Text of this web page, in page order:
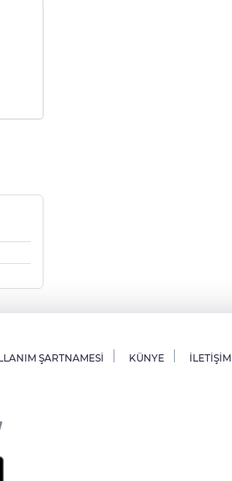
ŞARTNAMESİ KÜNYE İLETİŞİM